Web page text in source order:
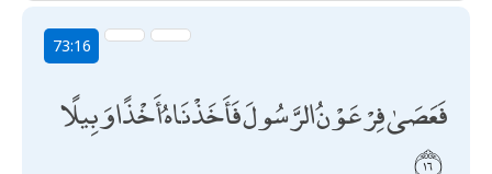
73:16
فَعَصَىٰ فِرْعَوْنُ الرَّسُولَ فَأَخَذْنَاهُ أَخْذًا وَبِيلًا